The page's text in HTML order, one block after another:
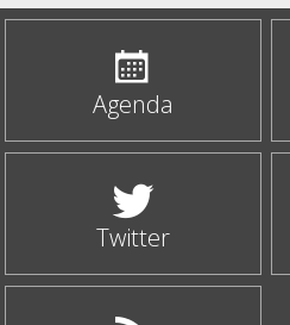
Agenda
Twitter